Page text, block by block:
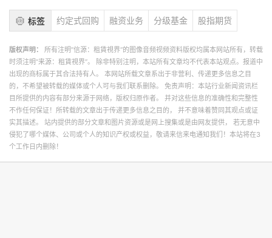
标签 约定式回购 融资业务 分级基金 股指期货
版权声明：
所有注明”信源：租賃視界“的图像音频视频资料版权均属本网站所有，转载
时须注明“来源：租賃視界”。 除非特别注明，本站所有文章均不代表本站观点。报道中
出现的商标属于其合法持有人。 本网站所载文章系出于非营利、传递更多信息之目
的，不希望被转载的媒体或个人可与我们联系删除。 免责声明：本站行业新闻资讯栏
目所提供的内容有部分来源于网络，版权归原作者。 并对这些信息的准确性和完整性
不作任何保证！所转载的文章出于传递更多信息之目的， 并不意味着赞同其观点或证
实其描述。 站内提供的部分文章和图片资源或是网上搜集或是由网友提供， 若无意中
侵犯了哪个媒体、公司或个人的知识产权或权益，敬请来信来电通知我们！本站将在3
个工作日内删除！